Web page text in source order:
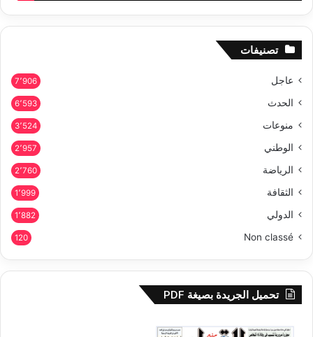
تصنيفات
عاجل 7٬906
الحدث 6٬593
منوعات 3٬524
الوطني 2٬957
الرياضة 2٬760
الثقافة 1٬999
الدولي 1٬882
Non classé
120
تحميل الجريدة بصيغة PDF